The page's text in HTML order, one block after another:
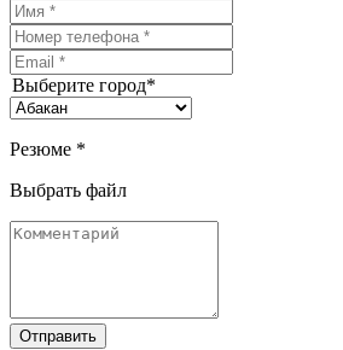
Выберите город*
Резюме *
Выбрать файл
Отправить